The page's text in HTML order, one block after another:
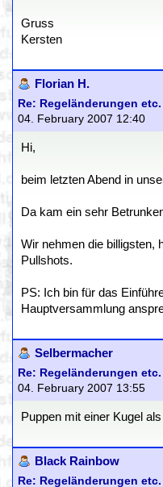
Gruss
Kersten
Florian H.
Re: Regeländerungen
04. February 2007 12:40
Hi,
beim letzten Abend in
Da kam ein sehr
Wir nehmen die billigsten,
Pullshots.
PS: Ich bin für das
Hauptversammlung
Selbermacher
Re: Regeländerungen
04. February 2007 13:55
Puppen mit einer Kugel
Black Rainbow
Re: Regeländerungen